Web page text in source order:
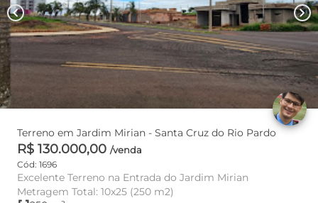
chevron_left chevron_right
Terreno em Jardim Mirian - Santa Cruz do Rio Pardo
R$ 130.000,00 /venda
Cód: 1696
Excelente Terreno na Entrada do Jardim Mirian
Metragem Total: 10x25 (250 m2)